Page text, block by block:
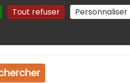
Tout refuser Personnaliser
site Gestion des cookies